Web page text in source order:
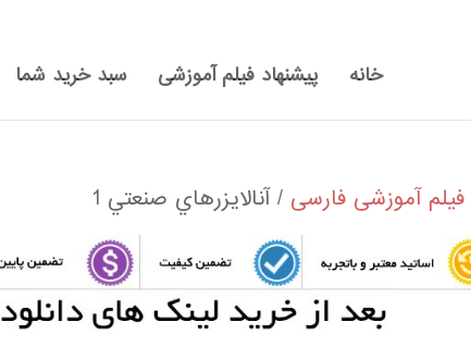
خانه پیشنهاد فیلم آموزشی سبد خرید شما
فیلم آموزشی فارسی / آنالايزرهاي صنعتي 1